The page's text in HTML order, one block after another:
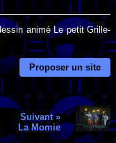
animé Le petit Grille-
Proposer un site
Suivant »
La Momie